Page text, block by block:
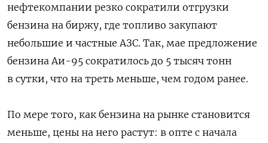
нефтекомпании резко сократили отгрузки
бензина на биржу, где топливо закупают
небольшие и частные АЗС. Так, мае предложение
бензина Аи-95 сократилось до 5 тысяч тонн
в сутки, что на треть меньше, чем годом ранее.
По мере того, как бензина на рынке становится
меньше, цены на него растут: в опте с начала